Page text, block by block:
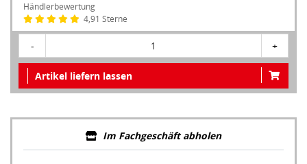
Händlerbewertung
4,91 Sterne
- 1 +
Artikel liefern lassen
Im Fachgeschäft abholen